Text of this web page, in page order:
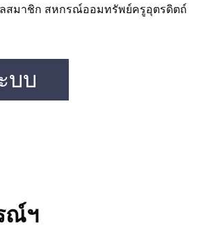
สมาชิก สหกรณ์ออมทรัพย์ครูอุตรดิตถ์
บบ
ณ์ฯ